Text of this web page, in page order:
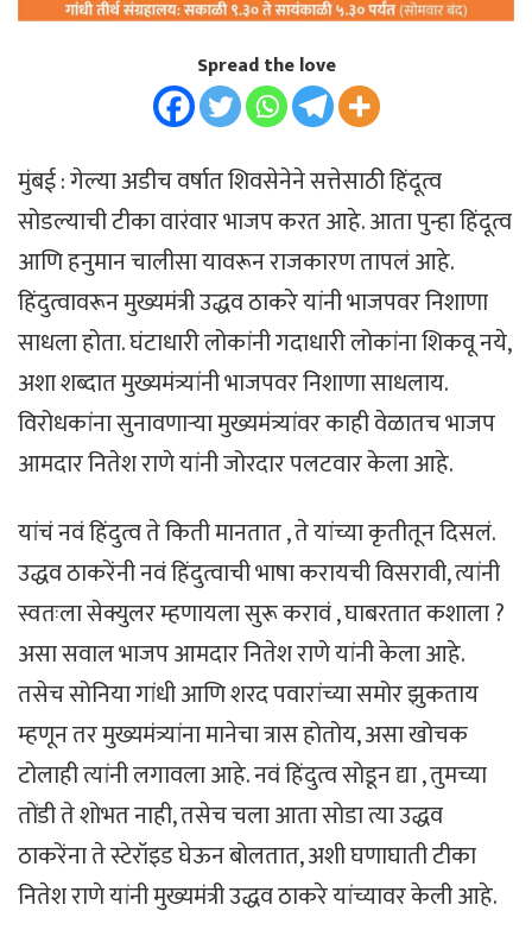
Spread the love
मुंबई : गेल्या अडीच वर्षात शिवसेनेने सत्तेसाठी हिंदूत्व
सोडल्याची टीका वारंवार भाजप करत आहे. आता पुन्हा हिंदूत्व
आणि हनुमान चालीसा यावरून राजकारण तापलं आहे.
हिंदुत्वावरून मुख्यमंत्री उद्धव ठाकरे यांनी भाजपवर निशाणा
साधला होता. घंटाधारी लोकांनी गदाधारी लोकांना शिकवू नये,
अशा शब्दात मुख्यमंत्र्यांनी भाजपवर निशाणा साधलाय.
विरोधकांना सुनावणाऱ्या मुख्यमंत्र्यांवर काही वेळातच भाजप
आमदार नितेश राणे यांनी जोरदार पलटवार केला आहे.
यांचं नवं हिंदुत्व ते किती मानतात , ते यांच्या कृतीतून दिसलं.
उद्धव ठाकरेंनी नवं हिंदुत्वाची भाषा करायची विसरावी, त्यांनी
स्वतःला सेक्युलर म्हणायला सुरू करावं , घाबरतात कशाला ?
असा सवाल भाजप आमदार नितेश राणे यांनी केला आहे.
तसेच सोनिया गांधी आणि शरद पवारांच्या समोर झुकताय
म्हणून तर मुख्यमंत्र्यांना मानेचा त्रास होतोय, असा खोचक
टोलाही त्यांनी लगावला आहे. नवं हिंदुत्व सोडून द्या , तुमच्या
तोंडी ते शोभत नाही, तसेच चला आता सोडा त्या उद्धव
ठाकरेंना ते स्टेरॉइड घेऊन बोलतात, अशी घणाघाती टीका
नितेश राणे यांनी मुख्यमंत्री उद्धव ठाकरे यांच्यावर केली आहे.